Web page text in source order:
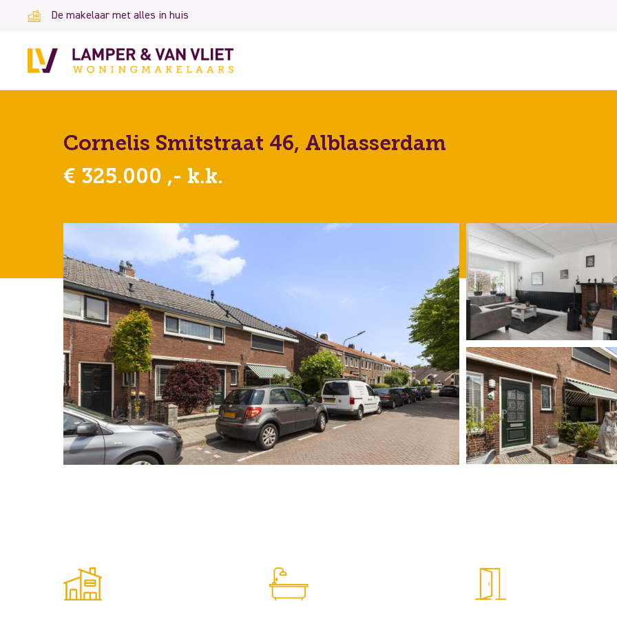
De makelaar met alles in huis
Cornelis Smitstraat 46, Alblasserdam
€ 325.000 ,- k.k.